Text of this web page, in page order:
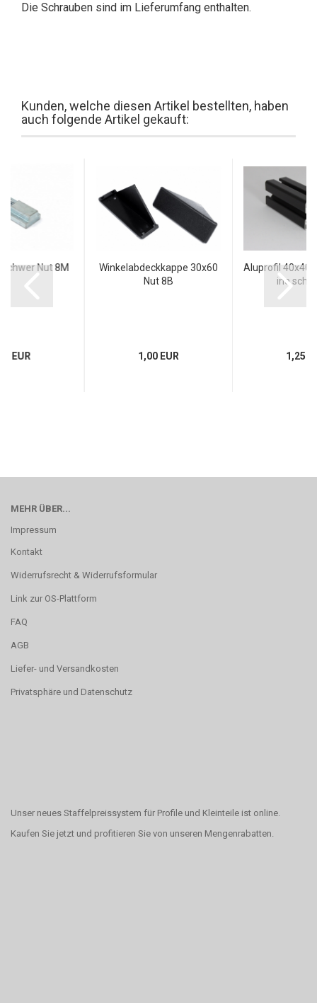
Die Schrauben sind im Lieferumfang enthalten.
Kunden, welche diesen Artikel bestellten, haben
auch folgende Artikel gekauft:
Nut 8M
EUR
Winkelabdeckkappe 30x60
Nut 8B
1,00 EUR
Aluprofil 40x40
ine
1,25
MEHR ÜBER...
Impressum
Kontakt
Widerrufsrecht & Widerrufsformular
Link zur OS-Plattform
FAQ
AGB
Liefer- und Versandkosten
Privatsphäre und Datenschutz
Unser neues Staffelpreissystem für Profile und Kleinteile ist online.
Kaufen Sie jetzt und profitieren Sie von unseren Mengenrabatten.